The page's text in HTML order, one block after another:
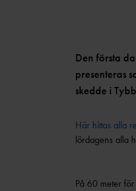
Den första
presenteras
skedde i
Här hittas alla
lördagens alla
På 60 meter